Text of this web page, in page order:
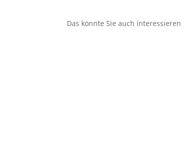
Das könnte Sie auch interessieren